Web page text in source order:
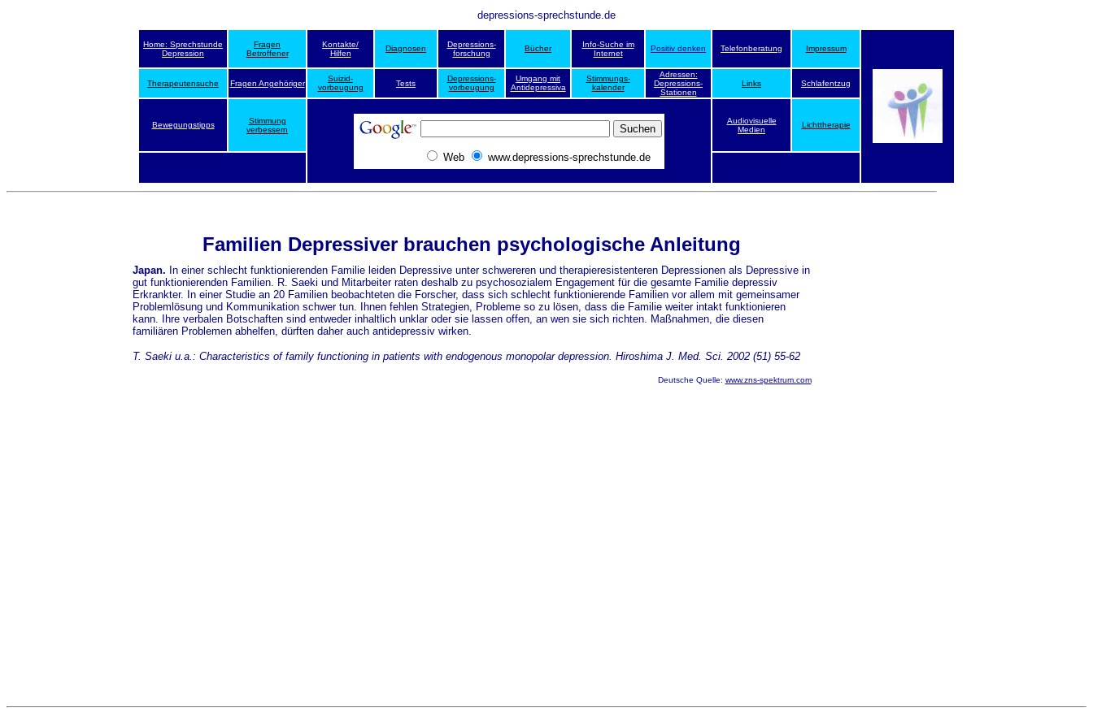
depressions-sprechstunde.de
Home: Sprechstunde
Depression
Fragen
Betroffener
Kontakte/
Hilfen
Diagnosen
Depressions-
forschung
Bücher
Info-Suche im
Internet
Positiv denken Telefonberatung Impressum
Therapeutensuche Fragen Angehöriger
Suizid-
vorbeugung
Tests
Depressions-
vorbeugung
Umgang mit
Antidepressiva
Stimmungs-
kalender
Adressen:
Depressions-
Stationen
Links Schlafentzug
Bewegungstipps
Stimmung
verbessern
Web www.depressions-sprechstunde.de
Audiovisuelle
Medien
Lichttherapie
Familien Depressiver brauchen psychologische Anleitung
Japan. In einer schlecht funktionierenden Familie leiden Depressive unter schwereren und therapieresistenteren Depressionen als Depressive in
gut funktionierenden Familien. R. Saeki und Mitarbeiter raten deshalb zu psychosozialem Engagement für die gesamte Familie depressiv
Erkrankter. In einer Studie an 20 Familien beobachteten die Forscher, dass sich schlecht funktionierende Familien vor allem mit gemeinsamer
Problemlösung und Kommunikation schwer tun. Ihnen fehlen Strategien, Probleme so zu lösen, dass die Familie weiter intakt funktionieren
kann. Ihre verbalen Botschaften sind entweder inhaltlich unklar oder sie lassen offen, an wen sie sich richten. Maßnahmen, die diesen
familiären Problemen abhelfen, dürften daher auch antidepressiv wirken.
T. Saeki u.a.: Characteristics of family functioning in patients with endogenous monopolar depression. Hiroshima J. Med. Sci. 2002 (51) 55-62
Deutsche Quelle: www.zns-spektrum.com